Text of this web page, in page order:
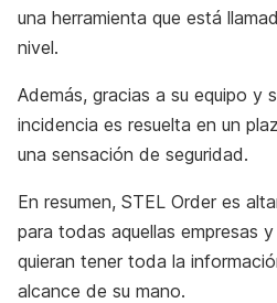
una herramienta que está
nivel.
Además, gracias a su equipo y
incidencia es resuelta en un
una sensación de seguridad.
En resumen, STEL Order es
para todas aquellas empresas
quieran tener toda la
alcance de su mano.